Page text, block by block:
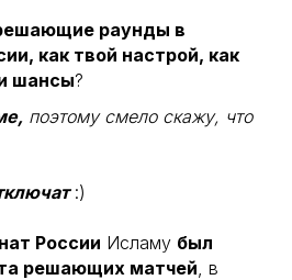
раунды в
как твой настрой, как
шансы?
поэтому смело скажу, что
:)
России Исламу был
решающих матчей, в